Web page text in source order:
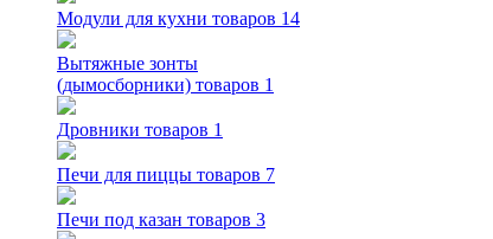
Модули для кухни товаров 14
Вытяжные зонты
(дымосборники) товаров 1
Дровники товаров 1
Печи для пиццы товаров 7
Печи под казан товаров 3